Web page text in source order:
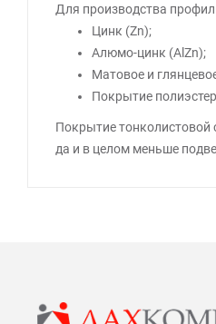
Для производства
Цинк (Zn);
Алюмо-цинк (AlZn);
Матовое и
Покрытие
Покрытие тонколистовой
да и в целом меньше